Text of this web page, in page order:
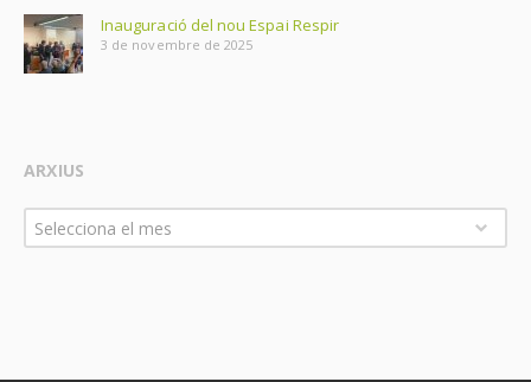
Inauguració del nou Espai Respir
3 de novembre de 2025
ARXIUS
Arxius
Selecciona el mes